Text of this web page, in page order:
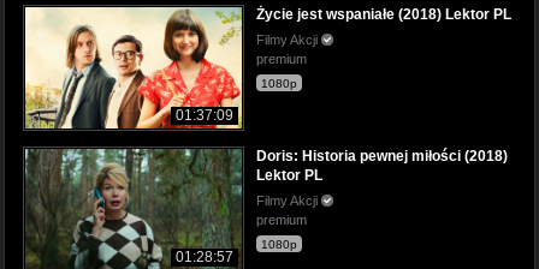
01:37:09
Życie jest wspaniałe (2018) Lektor PL
Filmy Akcji
premium
1080p
01:28:57
Doris: Historia pewnej miłości (2018)
Lektor PL
Filmy Akcji
premium
1080p